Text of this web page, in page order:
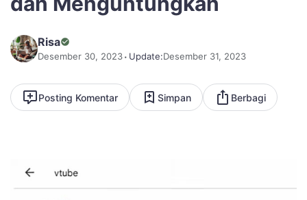
Risa
Desember 30, 2023 Update:Desember 31, 2023
Posting Komentar Simpan Berbagi